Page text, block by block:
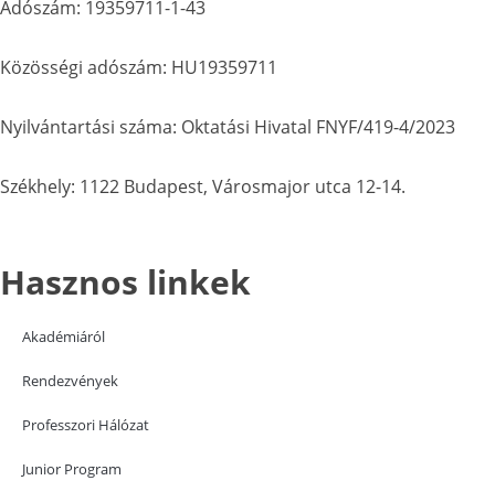
Adószám: 19359711-1-43
Közösségi adószám: HU19359711
Nyilvántartási száma: Oktatási Hivatal FNYF/419-4/2023
Székhely: 1122 Budapest, Városmajor utca 12-14.
Hasznos linkek
Akadémiáról
Rendezvények
Professzori Hálózat
Junior Program